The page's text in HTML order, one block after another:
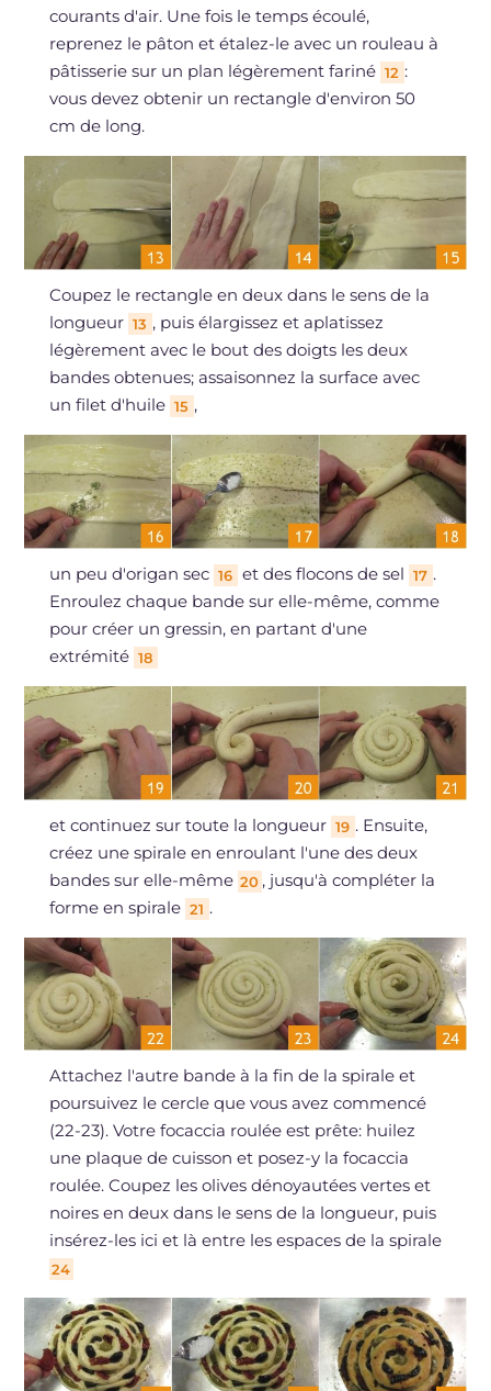
courants d'air. Une fois le temps écoulé,
reprenez le pâton et étalez-le avec un rouleau à
pâtisserie sur un plan légèrement fariné 12 :
vous devez obtenir un rectangle d'environ 50
cm de long.
Coupez le rectangle en deux dans le sens de la
longueur 13 , puis élargissez et aplatissez
légèrement avec le bout des doigts les deux
bandes obtenues; assaisonnez la surface avec
un filet d'huile 15 ,
un peu d'origan sec 16 et des flocons de sel 17 .
Enroulez chaque bande sur elle-même, comme
pour créer un gressin, en partant d'une
extrémité 18
et continuez sur toute la longueur 19 . Ensuite,
créez une spirale en enroulant l'une des deux
bandes sur elle-même 20 , jusqu'à compléter la
forme en spirale 21 .
Attachez l'autre bande à la fin de la spirale et
poursuivez le cercle que vous avez commencé
(22-23). Votre focaccia roulée est prête: huilez
une plaque de cuisson et posez-y la focaccia
roulée. Coupez les olives dénoyautées vertes et
noires en deux dans le sens de la longueur, puis
insérez-les ici et là entre les espaces de la spirale
24